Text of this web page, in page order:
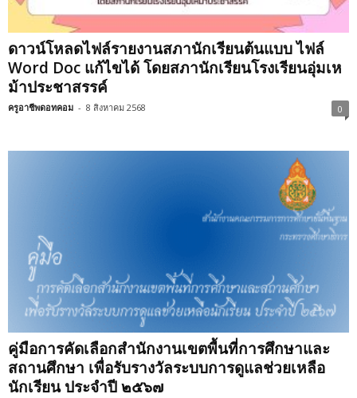
ดาวน์โหลดไฟล์รายงานสภานักเรียนต้นแบบ ไฟล์
Word Doc แก้ไขได้ โดยสภานักเรียนโรงเรียนอุ่มเห
ม้าประชาสรรค์
ครูอาชีพดอทคอม - 8 สิงหาคม 2568 0
คู่มือการคัดเลือกสำนักงานเขตพื้นที่การศึกษาและ
สถานศึกษา เพื่อรับรางวัลระบบการดูแลช่วยเหลือ
นักเรียน ประจำปี ๒๕๖๗